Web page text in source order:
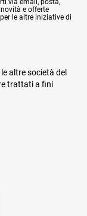
via email, posta,
e offerte
le altre iniziative di
altre società del
trattati a fini